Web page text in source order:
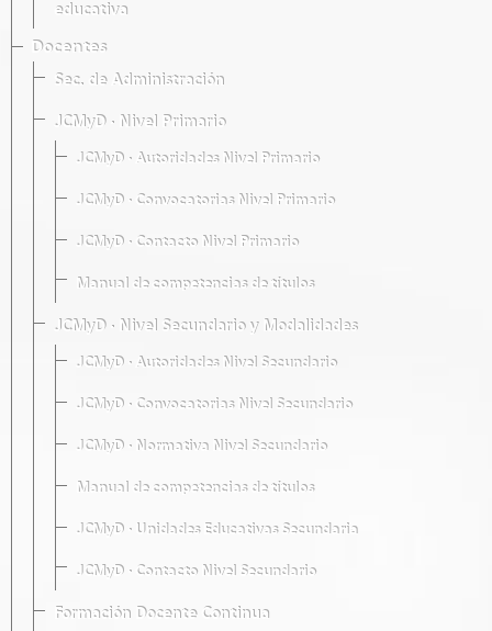
educativa
Docentes
Sec. de Administración
JCMyD · Nivel Primario
JCMyD · Autoridades Nivel Primario
JCMyD · Convocatorias Nivel Primario
JCMyD · Contacto Nivel Primario
Manual de competencias de títulos
JCMyD · Nivel Secundario y Modalidades
JCMyD · Autoridades Nivel Secundario
JCMyD · Convocatorias Nivel Secundario
JCMyD · Normativa Nivel Secundario
Manual de competencias de títulos
JCMyD · Unidades Educativas Secundaria
JCMyD · Contacto Nivel Secundario
Formación Docente Continua